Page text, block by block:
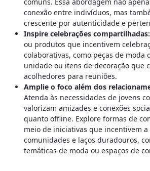
conexão entre indivíduos, mas
crescente por autenticidade e
Inspire celebrações compartilhadas:
ou produtos que incentivem
colaborativas, como peças de moda
unidade ou itens de decoração que
acolhedores para reuniões.
Amplie o foco além dos
Atenda às necessidades de jovens
valorizam amizades e conexões
quanto offline. Explore formas de
meio de iniciativas que incentivem
comunidades e laços duradouros,
temáticas de moda ou espaços de